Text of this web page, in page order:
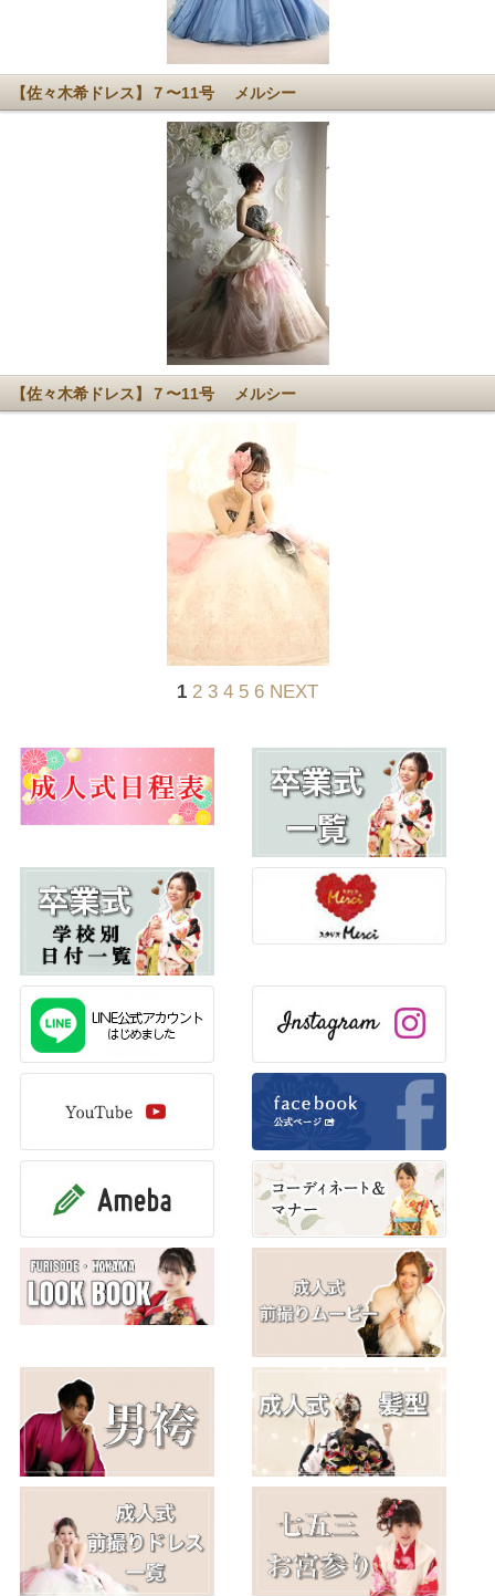
【佐々木希ドレス】７〜11号 メルシー
【佐々木希ドレス】７〜11号 メルシー
1 2 3 4 5 6 NEXT